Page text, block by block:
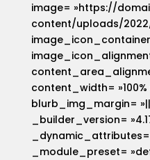
image= »https://
content/uploads/
content_width= »100%
blurb_img_margin=
_builder_version=
_module_preset=